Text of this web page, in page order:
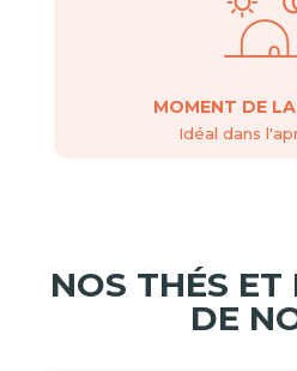
MOMENT DE
Idéal dans
NOS THÉS
DE